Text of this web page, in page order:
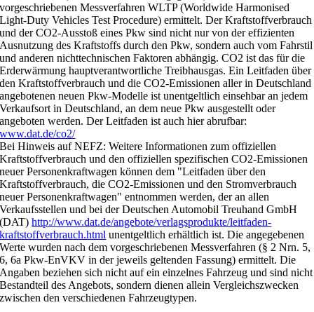
vorgeschriebenen Messverfahren WLTP (Worldwide Harmonised
Light-Duty Vehicles Test Procedure) ermittelt. Der Kraftstoffverbrauch
und der CO2-Ausstoß eines Pkw sind nicht nur von der effizienten
Ausnutzung des Kraftstoffs durch den Pkw, sondern auch vom Fahrstil
und anderen nichttechnischen Faktoren abhängig. CO2 ist das für die
Erderwärmung hauptverantwortliche Treibhausgas. Ein Leitfaden über
den Kraftstoffverbrauch und die CO2-Emissionen aller in Deutschland
angebotenen neuen Pkw-Modelle ist unentgeltlich einsehbar an jedem
Verkaufsort in Deutschland, an dem neue Pkw ausgestellt oder
angeboten werden. Der Leitfaden ist auch hier abrufbar:
www.dat.de/co2/
Bei Hinweis auf NEFZ: Weitere Informationen zum offiziellen
Kraftstoffverbrauch und den offiziellen spezifischen CO2-Emissionen
neuer Personenkraftwagen können dem "Leitfaden über den
Kraftstoffverbrauch, die CO2-Emissionen und den Stromverbrauch
neuer Personenkraftwagen" entnommen werden, der an allen
Verkaufsstellen und bei der Deutschen Automobil Treuhand GmbH
(DAT)http://www.dat.de/angebote/verlagsprodukte/leitfaden-
kraftstoffverbrauch.html unentgeltlich erhältlich ist. Die angegebenen
Werte wurden nach dem vorgeschriebenen Messverfahren (§ 2 Nrn. 5,
6, 6a Pkw-EnVKV in der jeweils geltenden Fassung) ermittelt. Die
Angaben beziehen sich nicht auf ein einzelnes Fahrzeug und sind nicht
Bestandteil des Angebots, sondern dienen allein Vergleichszwecken
zwischen den verschiedenen Fahrzeugtypen.